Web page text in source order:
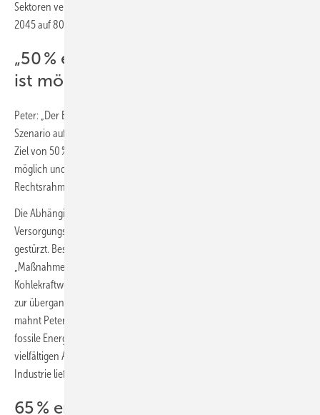
Sektoren verbleiben werden. Die Tiefe Geothermie wird bis zum Jahr
2045 auf 80 TWh ausgebaut.
„50 % erneuerbare Wärme bis 2030
ist möglich und nötig“
Peter: „Der Erneuerbare Anteil an der Wärmeversorgung steigt laut
Szenario auf 54 % im Jahr 2030. Das im Koalitionsvertrag verankerte
Ziel von 50 % erneuerbarer Wärme bis 2030 ist ambitioniert, aber
möglich und nötig. Erreichen kann man es aber nur, wenn der
Rechtsrahmen jetzt schnell angepasst wird.“
Die Abhängigkeit von fossilem Gas und die damit verbundene
Versorgungs- und Kostenkrise habe Deutschland in eine tiefe Krise
gestürzt. Besonders die Wärmeversorgung ist davon betroffen.
„Maßnahmen wie LNG-Belieferung oder die Reaktivierung von
Kohlekraftwerken können aber nur eine vorübergehende Notlösung
zur übergangsweisen Sicherung unserer Wärmeversorgung sein“,
mahnt Peter. „Denn die Antwort auf die fossile Krise sind nicht mehr
fossile Energien, sondern erneuerbare Energien, die in ihrer
vielfältigen Anwendung Wärme für Heizungsanlagen, Netze und
Industrie liefern.“
65 % erneuerbaren Energien ab 2024